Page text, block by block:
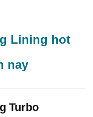
Lining hot
nay
Turbo